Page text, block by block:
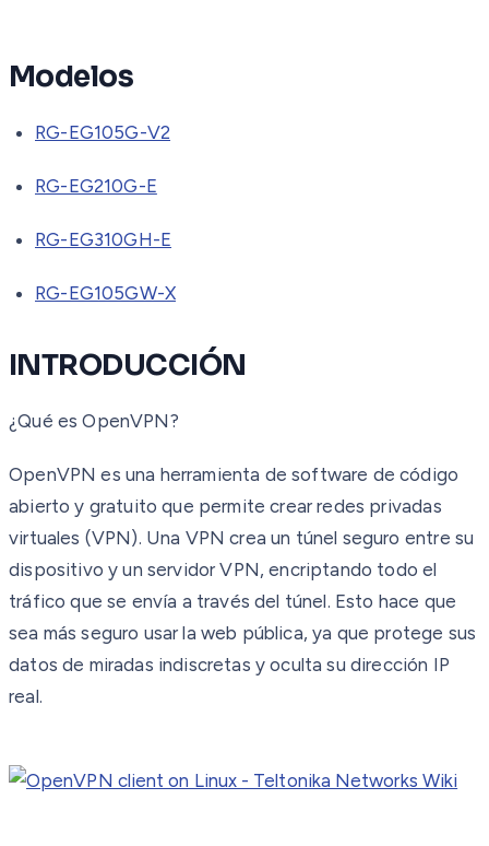
Modelos
RG-EG105G-V2
RG-EG210G-E
RG-EG310GH-E
RG-EG105GW-X
INTRODUCCIÓN
¿Qué es OpenVPN?
OpenVPN es una herramienta de software de código
abierto y gratuito que permite crear redes privadas
virtuales (VPN). Una VPN crea un túnel seguro entre su
dispositivo y un servidor VPN, encriptando todo el
tráfico que se envía a través del túnel. Esto hace que
sea más seguro usar la web pública, ya que protege sus
datos de miradas indiscretas y oculta su dirección IP
real.